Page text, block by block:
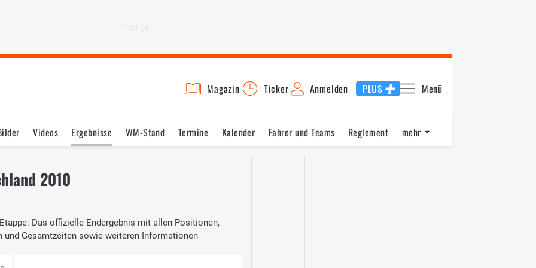
Magazin Ticker Anmelden PLUS Menü
Videos Ergebnisse WM-Stand Termine Kalender Fahrer und Teams Reglement mehr
2010
Das offizielle Endergebnis mit allen Positionen,
und Gesamtzeiten sowie weiteren Informationen